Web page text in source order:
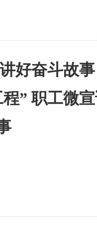
好奋斗故
” 职工微